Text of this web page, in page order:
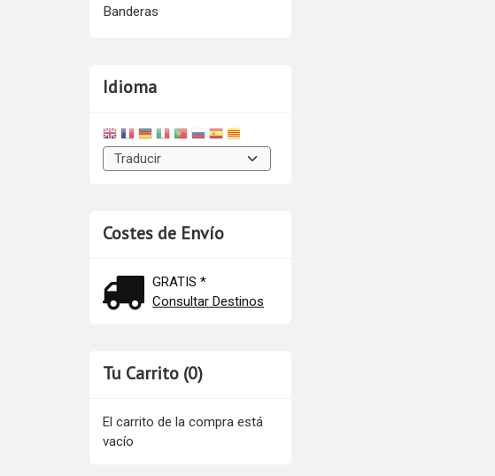
Banderas
Idioma
Costes de Envío
GRATIS *
Consultar Destinos
Tu Carrito (0)
El carrito de la compra está
vacío